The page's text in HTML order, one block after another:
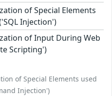
of Special Elements
Injection')
of Input During Web
Scripting')
of Special Elements used
Injection')